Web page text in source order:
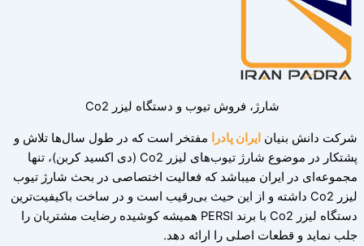
شارژ، فروش تیوب و دستگاه لیزر Co2
شرکت دانش بنیان ایران پادرا
مفتخر است که در طول سال‌ها تلاش و
پشتکار در موضوع شارژ تیوب‌های لیزر Co2 (دی اکسید کربن)، تنها
مجموعه‌ای در ایران میباشد که فعالیت اختصاصی در بحث شارژ تیوب
لیزر Co2 داشته و از این حیث بی‌رقیب است و در ساخت باکیفیت‌ترین
دستگاه لیزر Co2 با برند PERSI همیشه کوشیده رضایت مشتریان را
جلب نماید و قطعات اصلی را ارائه دهد.‌